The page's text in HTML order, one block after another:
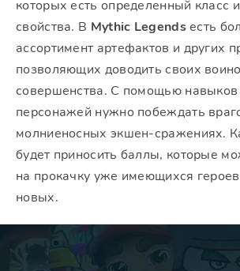
которых есть определенный класс
свойства. В Mythic Legendsесть
ассортимент артефактов и других
позволяющих доводить своих
совершенства. С помощью навыков
персонажей нужно побеждать
молниеносных экшен-сражениях.
будет приносить баллы, которые
на прокачку уже имеющихся
новых.